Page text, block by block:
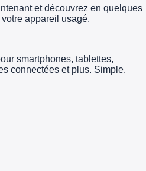
et découvrez en quelques
appareil usagé.
smartphones, tablettes,
connectées et plus. Simple.